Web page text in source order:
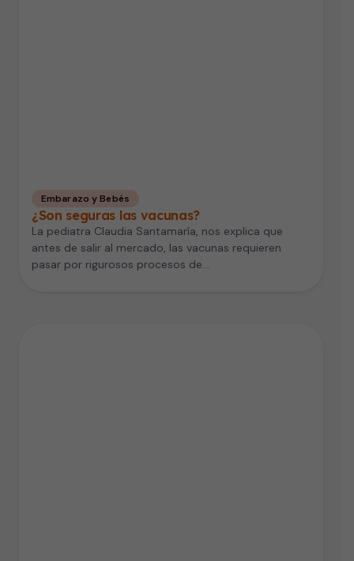
Embarazo y Bebés
¿Son seguras las vacunas?
La pediatra Claudia Santamaría, nos explica que
antes de salir al mercado, las vacunas requieren
pasar por rigurosos procesos de…